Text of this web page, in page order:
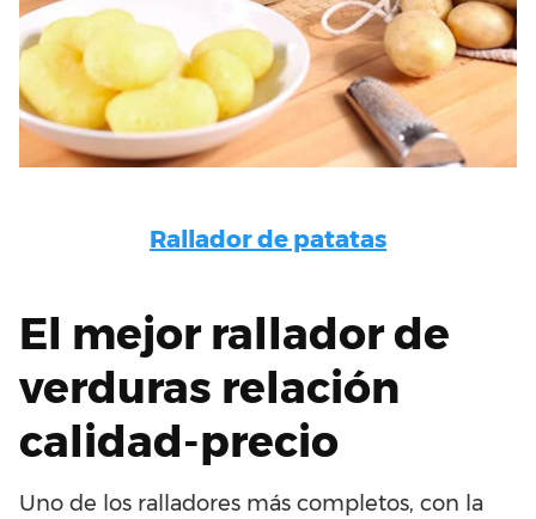
Rallador de patatas
El mejor rallador de
verduras relación
calidad-precio
Uno de los ralladores más completos, con la